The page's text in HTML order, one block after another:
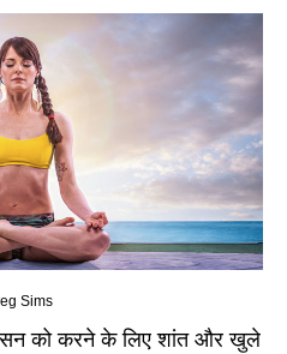
Sims
को करने के लिए शांत और खुले